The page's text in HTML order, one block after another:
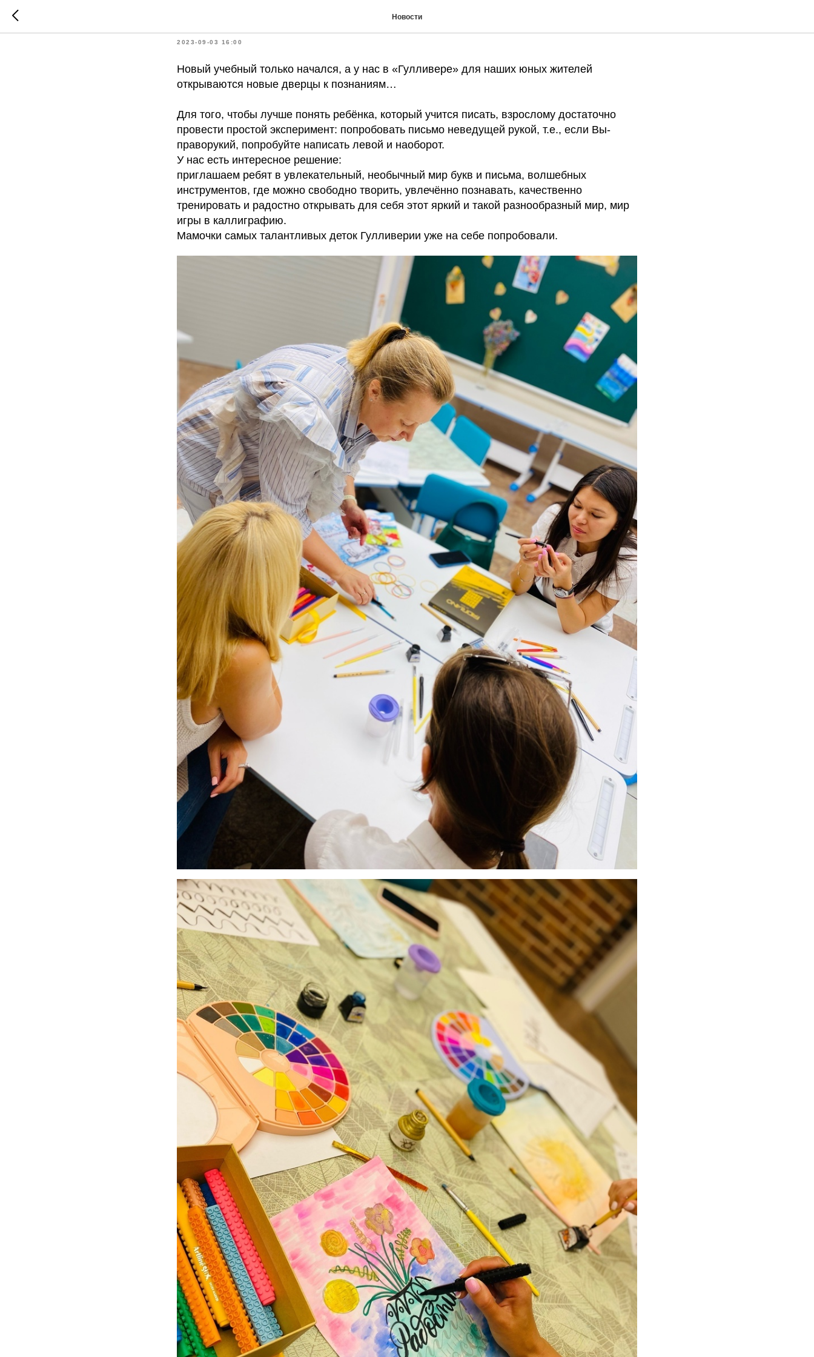
Новости
Играем в Каллиграфию- пишу, как дышу
2023-09-03 16:00
Новый учебный только начался, а у нас в «Гулливере» для наших юных жителей
открываются новые дверцы к познаниям…
Для того, чтобы лучше понять ребёнка, который учится писать, взрослому достаточно
провести простой эксперимент: попробовать письмо неведущей рукой, т.е., если Вы-
праворукий, попробуйте написать левой и наоборот.
У нас есть интересное решение:
приглашаем ребят в увлекательный, необычный мир букв и письма, волшебных
инструментов, где можно свободно творить, увлечённо познавать, качественно
тренировать и радостно открывать для себя этот яркий и такой разнообразный мир, мир
игры в каллиграфию.
Мамочки самых талантливых деток Гулливерии уже на себе попробовали.